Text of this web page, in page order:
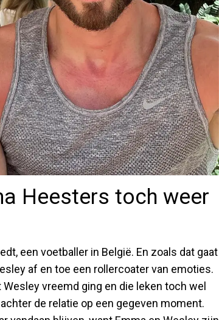
Heesters toch weer
een voetballer in België. En zoals dat gaat
af en toe een rollercoater van emoties.
vreemd ging en die leken toch wel
de relatie op een gegeven moment.